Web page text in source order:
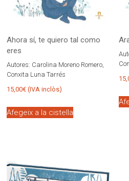
Ahora sí, te quiero tal como
eres
Autores: Carolina Moreno Romero,
Conxita Luna Tarrés
15,00€ (IVA inclòs)
Afegeix a la cistella